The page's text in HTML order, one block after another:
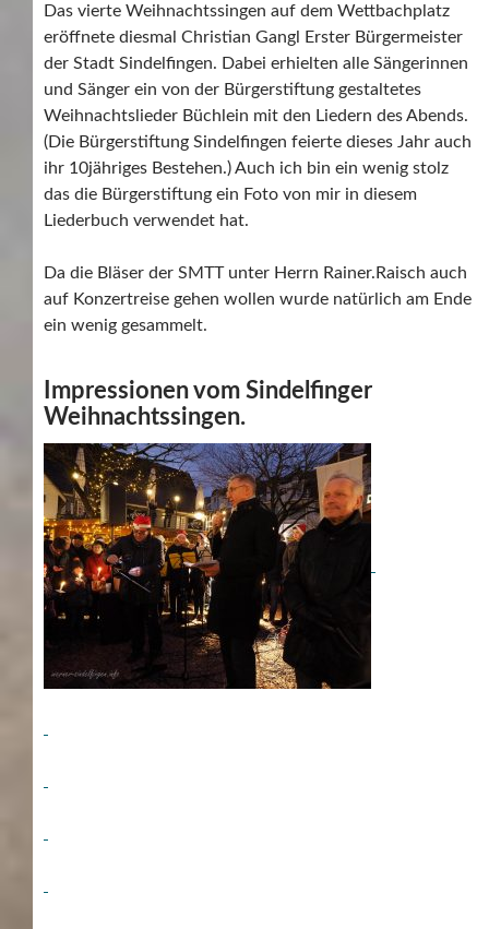
Das vierte Weihnachtssingen auf dem Wettbachplatz
eröffnete diesmal Christian Gangl Erster Bürgermeister
der Stadt Sindelfingen. Dabei erhielten alle Sängerinnen
und Sänger ein von der Bürgerstiftung gestaltetes
Weihnachtslieder Büchlein mit den Liedern des Abends.
(Die Bürgerstiftung Sindelfingen feierte dieses Jahr auch
ihr 10jähriges Bestehen.) Auch ich bin ein wenig stolz
das die Bürgerstiftung ein Foto von mir in diesem
Liederbuch verwendet hat.
Da die Bläser der SMTT unter Herrn Rainer.Raisch auch
auf Konzertreise gehen wollen wurde natürlich am Ende
ein wenig gesammelt.
Impressionen vom Sindelfinger
Weihnachtssingen.